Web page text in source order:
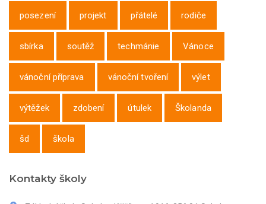
posezení projekt přátelé rodiče
sbírka soutěž techmánie Vánoce
vánoční příprava vánoční tvoření výlet
výtěžek zdobení útulek Školanda
šd škola
Kontakty školy